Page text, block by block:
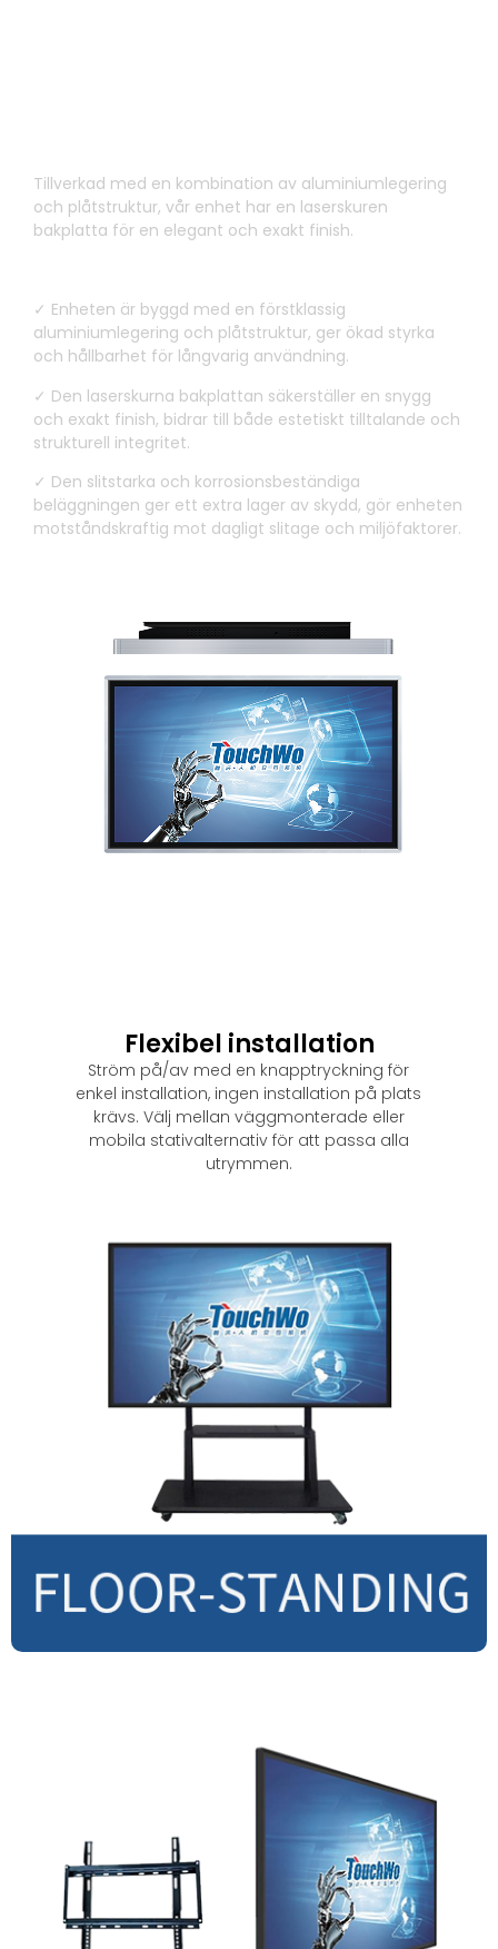
Tillverkad med en kombination av aluminiumlegering
och plåtstruktur, vår enhet har en laserskuren
bakplatta för en elegant och exakt finish.
✓ Enheten är byggd med en förstklassig
aluminiumlegering och plåtstruktur, ger ökad styrka
och hållbarhet för långvarig användning.
✓ Den laserskurna bakplattan säkerställer en snygg
och exakt finish, bidrar till både estetiskt tilltalande och
strukturell integritet.
✓ Den slitstarka och korrosionsbeständiga
beläggningen ger ett extra lager av skydd, gör enheten
motståndskraftig mot dagligt slitage och miljöfaktorer.
Flexibel installation
Ström på/av med en knapptryckning för
enkel installation, ingen installation på plats
krävs. Välj mellan väggmonterade eller
mobila stativalternativ för att passa alla
utrymmen.